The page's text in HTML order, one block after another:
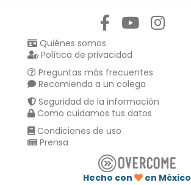
Quiénes somos
Política de privacidad
Preguntas más frecuentes
Recomienda a un colega
Seguridad de la información
Como cuidamos tus datos
Condiciones de uso
Prensa
Hecho con en México